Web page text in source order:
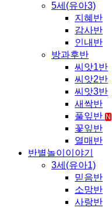
5세(유아3)
지혜반
감사반
인내반
방과후반
씨앗1반
씨앗2반
씨앗3반
새싹반
풀잎반 N
꽃잎반
열매반
반별놀이이야기
3세(유아1)
믿음반
소망반
사랑반